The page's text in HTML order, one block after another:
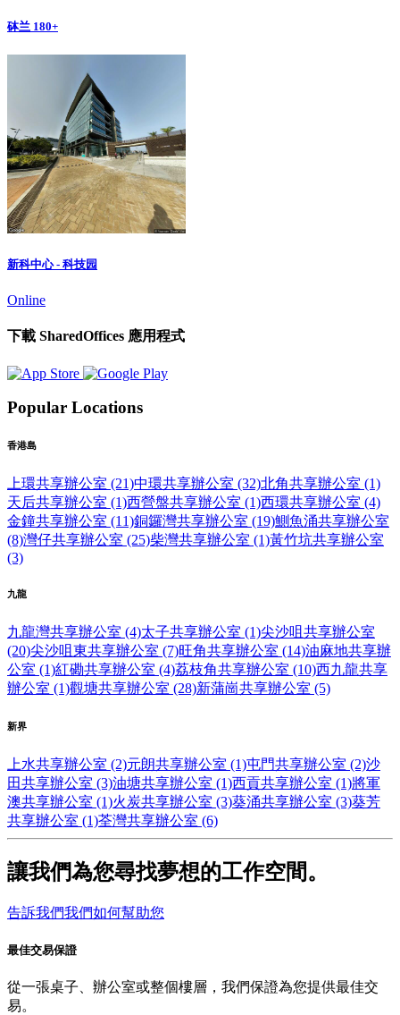
砵兰 180+
新科中心 - 科技园
Online
下載 SharedOffices 應用程式
Popular Locations
香港島
上環共享辦公室 (21)中環共享辦公室 (32)北角共享辦公室 (1)
天后共享辦公室 (1)西營盤共享辦公室 (1)西環共享辦公室 (4)
金鐘共享辦公室 (11)銅鑼灣共享辦公室 (19)鰂魚涌共享辦公室
(8)灣仔共享辦公室 (25)柴灣共享辦公室 (1)黃竹坑共享辦公室
(3)
九龍
九龍灣共享辦公室 (4)太子共享辦公室 (1)尖沙咀共享辦公室
(20)尖沙咀東共享辦公室 (7)旺角共享辦公室 (14)油麻地共享辦
公室 (1)紅磡共享辦公室 (4)荔枝角共享辦公室 (10)西九龍共享
辦公室 (1)觀塘共享辦公室 (28)新蒲崗共享辦公室 (5)
新界
上水共享辦公室 (2)元朗共享辦公室 (1)屯門共享辦公室 (2)沙
田共享辦公室 (3)油塘共享辦公室 (1)西貢共享辦公室 (1)將軍
澳共享辦公室 (1)火炭共享辦公室 (3)葵涌共享辦公室 (3)葵芳
共享辦公室 (1)荃灣共享辦公室 (6)
讓我們為您尋找夢想的工作空間。
告訴我們我們如何幫助您
最佳交易保證
從一張桌子、辦公室或整個樓層，我們保證為您提供最佳交
易。